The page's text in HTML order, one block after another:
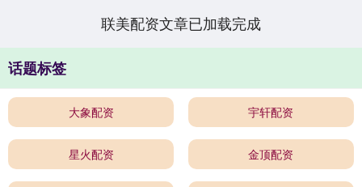
联美配资文章已加载完成
话题标签
大象配资 宇轩配资
星火配资 金顶配资